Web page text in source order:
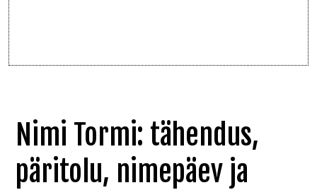
Nimi Tormi: tähendus,
päritolu, nimepäev ja